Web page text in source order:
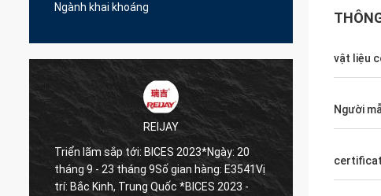
Ngành khai khoáng
REIJAY
Triển lãm sắp tới: BICES 2023*Ngày: 20
tháng 9 - 23 tháng 9Số gian hàng: E3541Vị
trí: Bắc Kinh, Trung Quốc *BICES 2023 -
nhất và
vật liệu
Người